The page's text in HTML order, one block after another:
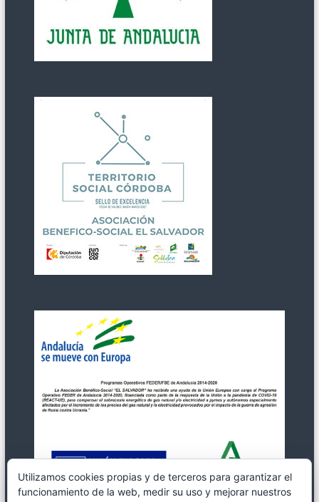
Utilizamos cookies propias y de terceros para garantizar el
funcionamiento de la web, medir su uso y mejorar nuestros